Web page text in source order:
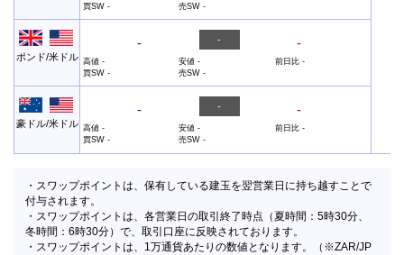
買SW- 売SW-
ポンド/米ドル
- - -
高値- 安値- 前日比 -
買SW- 売SW-
豪ドル/米ドル
- - -
高値- 安値- 前日比 -
買SW- 売SW-
・スワップポイントは、保有している建玉を翌営業日に持ち越すことで
付与されます。
・スワップポイントは、各営業日の取引終了時点（夏時間：5時30分、
冬時間：6時30分）で、取引口座に反映されております。
・スワップポイントは、1万通貨あたりの数値となります。（※ZAR/JP